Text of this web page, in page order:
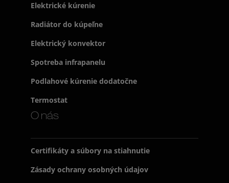
Elektrické kúrenie
Radiátor do kúpeľne
Elektrický konvektor
Spotreba infrapanelu
Podlahové kúrenie dodatočne
Termostat
O nás
Certifikáty a súbory na stiahnutie
Zásady ochrany osobných údajov